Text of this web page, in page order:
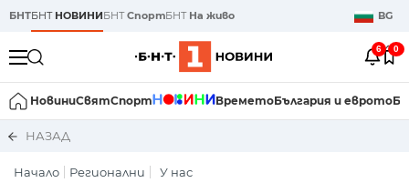
БНТБНТ НОВИНИБНТСпортБНТ На живо BG
6 0
НовиниСвятСпорт ВреметоБългария и еврото
НАЗАД
Начало Регионални У нас